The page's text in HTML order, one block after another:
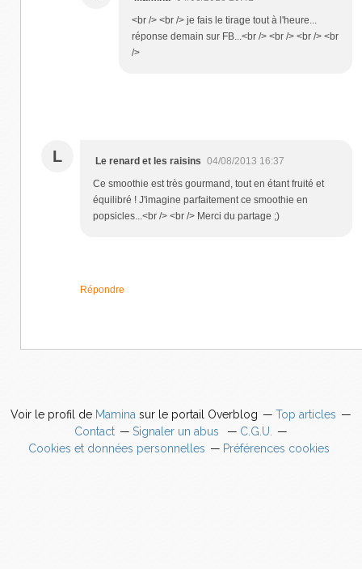
<br /> <br /> je fais le tirage tout à l'heure...
réponse demain sur FB...<br /> <br /> <br /> <br
/>
L Le renard et les raisins 04/08/2013 16:37
Ce smoothie est très gourmand, tout en étant fruité et
équilibré ! J'imagine parfaitement ce smoothie en
popsicles...<br /> <br /> Merci du partage ;)
Répondre
Voir le profil de Mamina sur le portail Overblog
Top articles
Contact
Signaler un abus
C.G.U.
Cookies et données personnelles
Préférences cookies